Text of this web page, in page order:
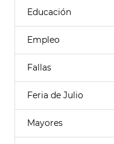
Educación
Empleo
Fallas
Feria de Julio
Mayores